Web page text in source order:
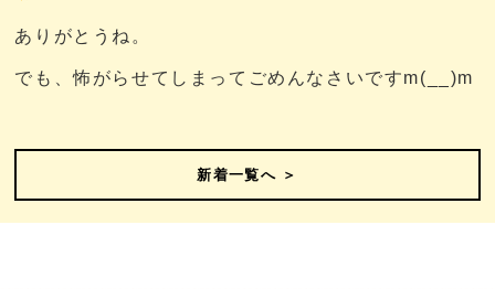
ありがとうね。
でも、怖がらせてしまってごめんなさいですm(__)m
新着一覧へ ＞